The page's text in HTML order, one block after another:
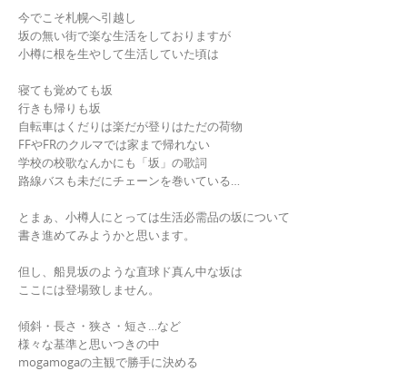
今でこそ札幌へ引越し
坂の無い街で楽な生活をしておりますが
小樽に根を生やして生活していた頃は
寝ても覚めても坂
行きも帰りも坂
自転車はくだりは楽だが登りはただの荷物
FFやFRのクルマでは家まで帰れない
学校の校歌なんかにも「坂」の歌詞
路線バスも未だにチェーンを巻いている…
とまぁ、小樽人にとっては生活必需品の坂について
書き進めてみようかと思います。
但し、船見坂のような直球ド真ん中な坂は
ここには登場致しません。
傾斜・長さ・狭さ・短さ…など
様々な基準と思いつきの中
mogamogaの主観で勝手に決める